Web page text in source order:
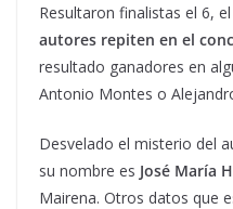
Resultaron finalistas el 6,
autores repiten en el
resultado ganadores en
Antonio Montes o
Desvelado el misterio del
su nombre es José María
Mairena. Otros datos que